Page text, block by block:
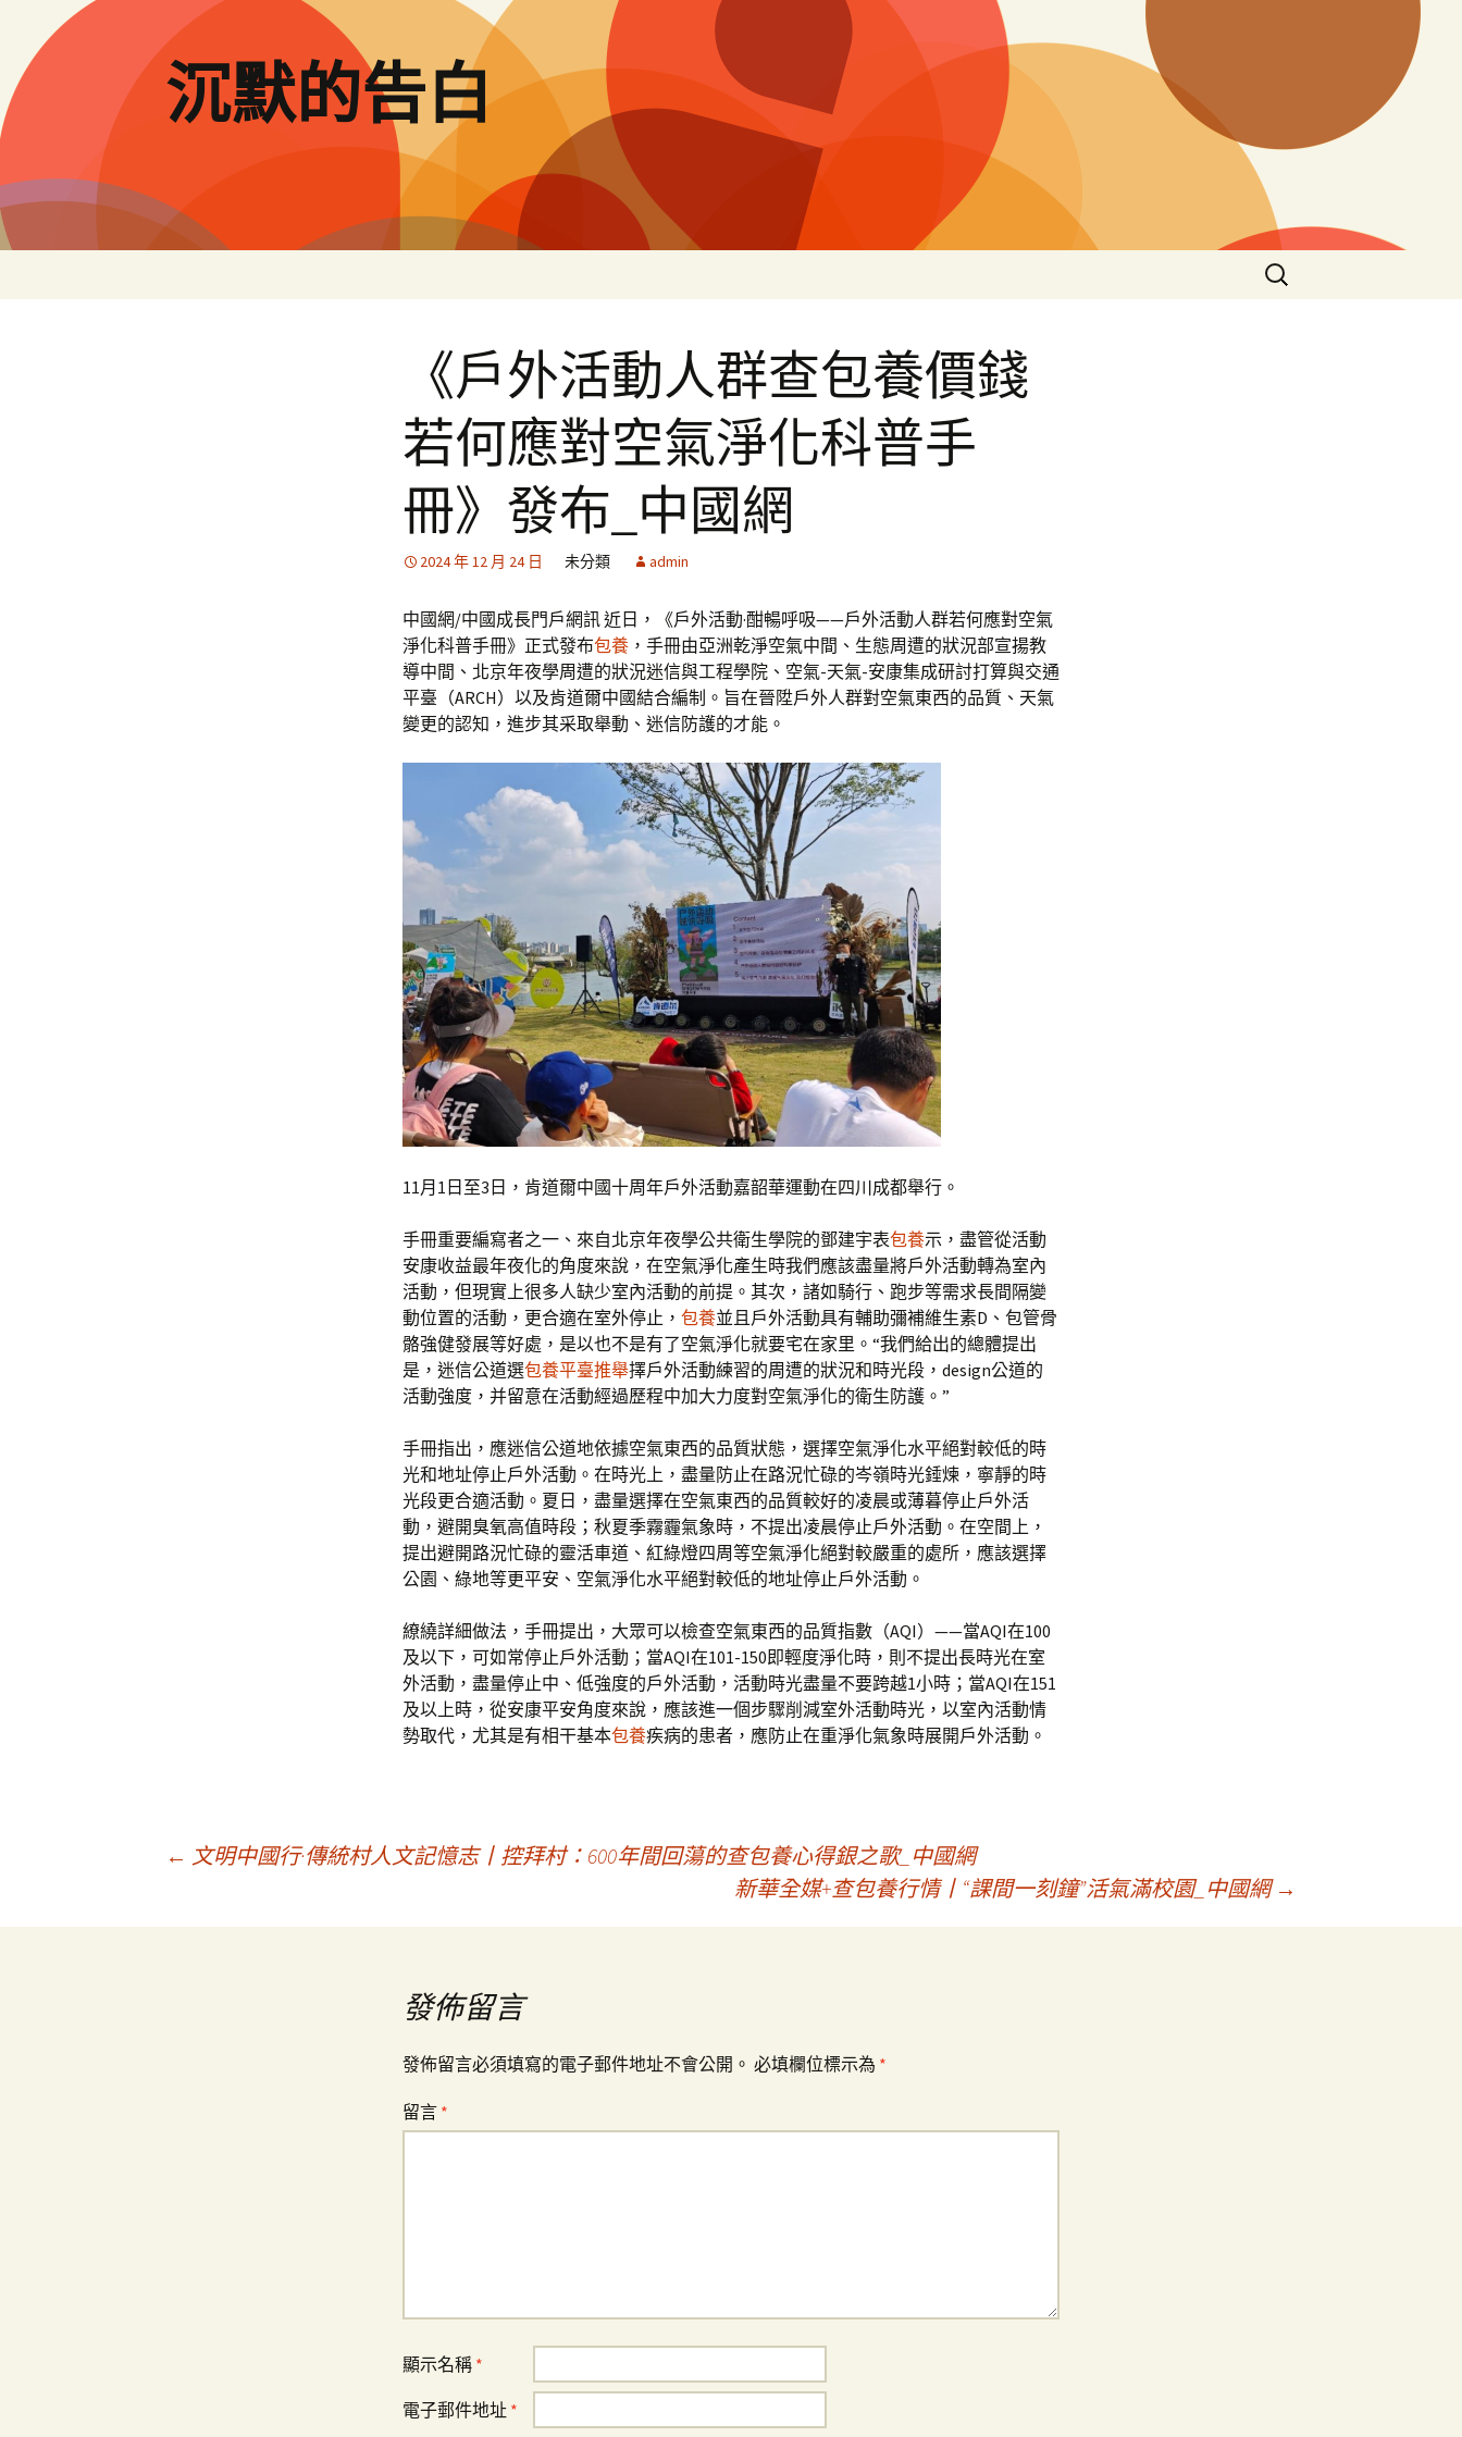
要
內
容
沉默的告白
搜
尋
《戶外活動人群查包養價錢
若何應對空氣淨化科普手
冊》發布_中國網
2024 年 12 月 24 日 未分類 admin
中國網/中國成長門戶網訊 近日，《戶外活動·酣暢呼吸——戶外活動人群若何應對空氣
淨化科普手冊》正式發布包養 ，手冊由亞洲乾淨空氣中間、生態周遭的狀況部宣揚教
導中間、北京年夜學周遭的狀況迷信與工程學院、空氣-天氣-安康集成研討打算與交通
平臺（ARCH）以及肯道爾中國結合編制。旨在晉陞戶外人群對空氣東西的品質、天氣
變更的認知，進步其采取舉動、迷信防護的才能。
11月1日至3日，肯道爾中國十周年戶外活動嘉韶華運動在四川成都舉行。
手冊重要編寫者之一、來自北京年夜學公共衛生學院的鄧建宇表包養示，盡管從活動
安康收益最年夜化的角度來說，在空氣淨化產生時我們應該盡量將戶外活動轉為室內
活動，但現實上很多人缺少室內活動的前提。其次，諸如騎行、跑步等需求長間隔變
動位置的活動，更合適在室外停止， 包養並且戶外活動具有輔助彌補維生素D、包管骨
骼強健發展等好處，是以也不是有了空氣淨化就要宅在家里。“我們給出的總體提出
是，迷信公道選包養平臺推舉擇戶外活動練習的周遭的狀況和時光段，design公道的
活動強度，并留意在活動經過歷程中加大力度對空氣淨化的衛生防護。”
手冊指出，應迷信公道地依據空氣東西的品質狀態，選擇空氣淨化水平絕對較低的時
光和地址停止戶外活動。在時光上，盡量防止在路況忙碌的岑嶺時光錘煉，寧靜的時
光段更合適活動。夏日，盡量選擇在空氣東西的品質較好的凌晨或薄暮停止戶外活
動，避開臭氧高值時段；秋夏季霧霾氣象時，不提出凌晨停止戶外活動。在空間上，
提出避開路況忙碌的靈活車道、紅綠燈四周等空氣淨化絕對較嚴重的處所，應該選擇
公園、綠地等更平安、空氣淨化水平絕對較低的地址停止戶外活動。
繚繞詳細做法，手冊提出，大眾可以檢查空氣東西的品質指數（AQI）——當AQI在100
及以下，可如常停止戶外活動；當AQI在101-150即輕度淨化時，則不提出長時光在室
外活動，盡量停止中、低強度的戶外活動，活動時光盡量不要跨越1小時；當AQI在151
及以上時，從安康平安角度來說，應該進一個步驟削減室外活動時光，以室內活動情
勢取代，尤其是有相干基本包養疾病的患者，應防止在重淨化氣象時展開戶外活動。
章
← 文明中國行·傳統村人文記憶志丨控拜村：600年間回蕩的查包養心得銀之歌_中國網
新華全媒+查包養行情丨“課間一刻鐘”活氣滿校園_中國網 →
發佈留言
發佈留言必須填寫的電子郵件地址不會公開。 必填欄位標示為 *
留言 *
顯示名稱 *
電子郵件地址 *